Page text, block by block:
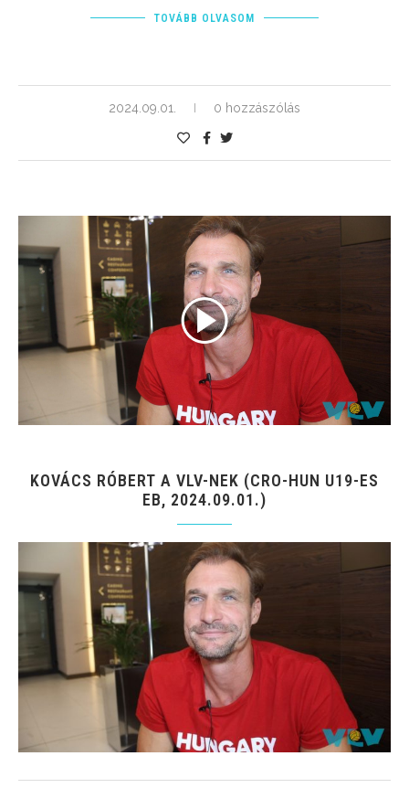
TOVÁBB OLVASOM
2024.09.01. 0 hozzászólás
KOVÁCS RÓBERT A VLV-NEK (CRO-HUN U19-ES
EB, 2024.09.01.)